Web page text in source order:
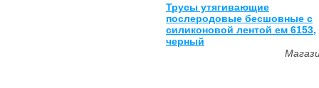
Трусы утягивающие
послеродовые бесшовные с
силиконовой лентой ем 6153,
черный